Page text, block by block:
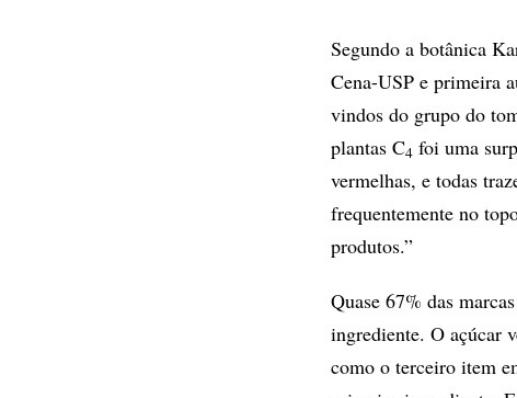
Segundo a botânica
Cena-USP e primeira
vindos do grupo do
plantas C4 foi uma
vermelhas, e todas
frequentemente no
produtos.”
Quase 67% das
ingrediente. O açúcar
como o terceiro item